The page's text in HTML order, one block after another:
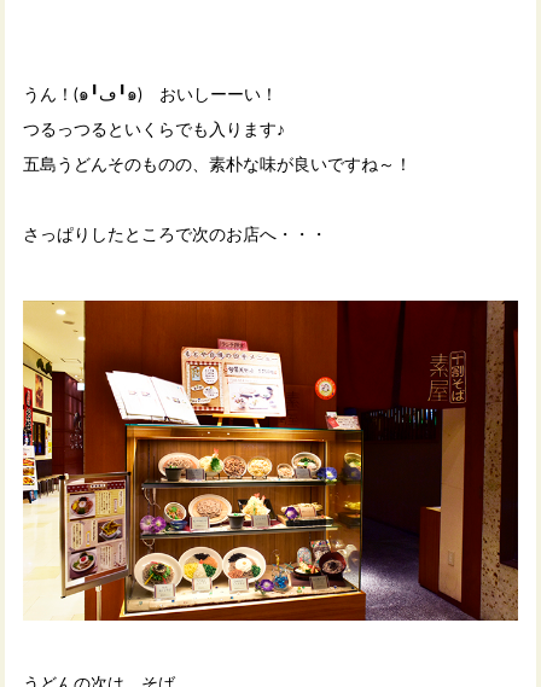
うん！(๑╹ڡ╹๑) おいしーーい！
つるっつるといくらでも入ります♪
五島うどんそのものの、素朴な味が良いですね～！
さっぱりしたところで次のお店へ・・・